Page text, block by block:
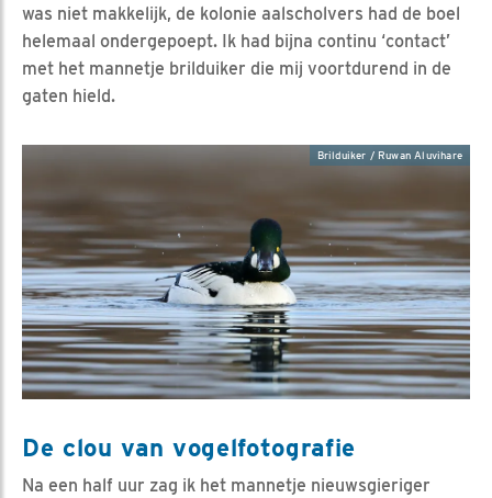
was niet makkelijk, de kolonie aalscholvers had de boel
helemaal ondergepoept. Ik had bijna continu ‘contact’
met het mannetje brilduiker die mij voortdurend in de
gaten hield.
Brilduiker / Ruwan Aluvihare
De clou van vogelfotografie
Na een half uur zag ik het mannetje nieuwsgieriger